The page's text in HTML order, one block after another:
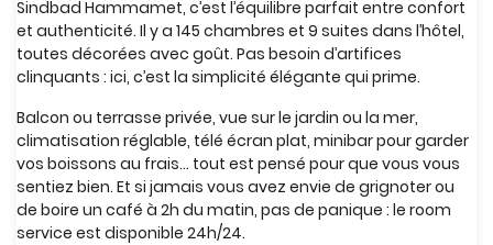
Sindbad Hammamet, c’est l’équilibre parfait entre confort
et authenticité. Il y a 145 chambres et 9 suites dans l’hôtel,
toutes décorées avec goût. Pas besoin d’artifices
clinquants : ici, c’est la simplicité élégante qui prime.
Balcon ou terrasse privée, vue sur le jardin ou la mer,
climatisation réglable, télé écran plat, minibar pour garder
vos boissons au frais… tout est pensé pour que vous vous
sentiez bien. Et si jamais vous avez envie de grignoter ou
de boire un café à 2h du matin, pas de panique : le room
service est disponible 24h/24.